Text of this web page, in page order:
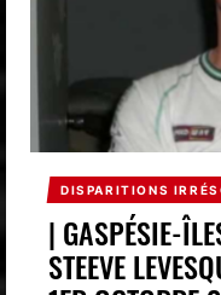
DISPARITIONS
| GASPÉSIE-
STEEVE